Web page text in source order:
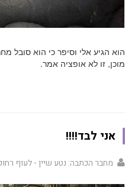
הוא הגיע אלי וסיפר כי הוא סובל
מוכן, זו לא אופציה אמר.
אני לבד!!!!
מחבר הכתבה: נטע שיין - לעוף